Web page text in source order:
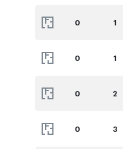
0 1
0 1
0 2
0 3